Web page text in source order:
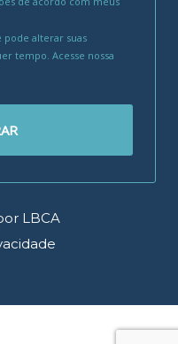
pode alterar suas
tempo. Acesse nossa
LBCA